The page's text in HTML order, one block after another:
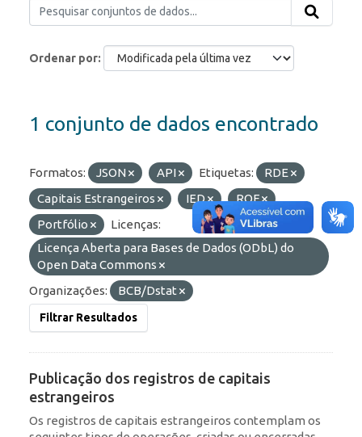
Ordenar por
1 conjunto de dados encontrado
Formatos: JSON API Etiquetas:
RDE
Capitais Estrangeiros
IED
ROF
Portfólio
Licenças:
Licença Aberta para Bases de Dados (ODbL) do
Open Data Commons
Organizações:
BCB/Dstat
Filtrar Resultados
Publicação dos registros de capitais
estrangeiros
Os registros de capitais estrangeiros contemplam os